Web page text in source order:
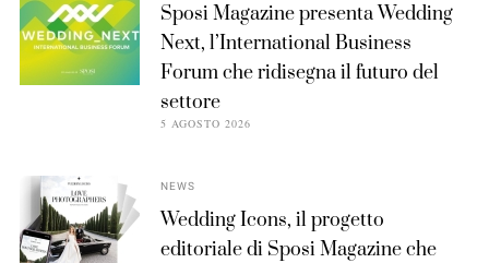
Sposi Magazine presenta Wedding
Next, l’International Business
Forum che ridisegna il futuro del
settore
5 AGOSTO 2026
NEWS
Wedding Icons, il progetto
editoriale di Sposi Magazine che